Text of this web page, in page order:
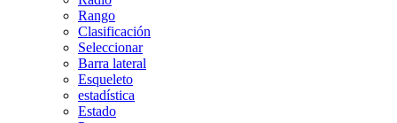
Rango
Clasificación
Seleccionar
Barra lateral
Esqueleto
estadística
Estado